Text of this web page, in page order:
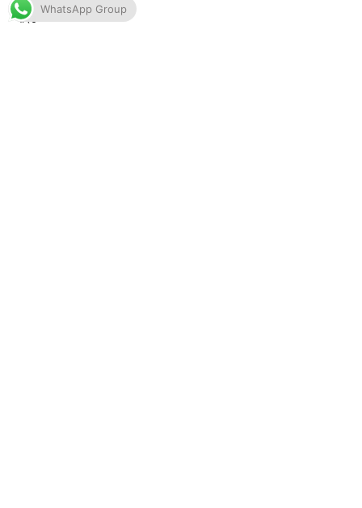
WhatsApp Group